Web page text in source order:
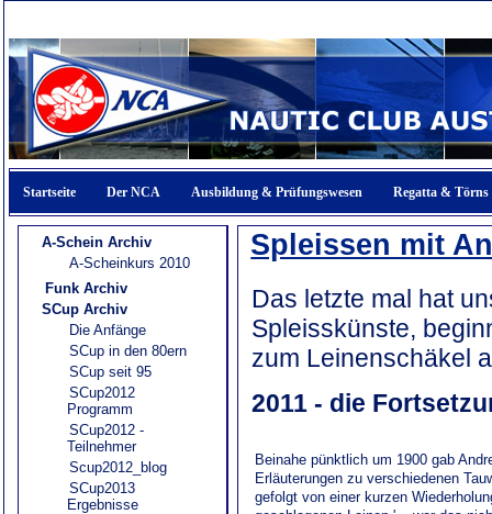
Startseite Der NCA Ausbildung & Prüfungswesen Regatta & Törns
A-Schein Archiv
A-Scheinkurs 2010
Funk Archiv
SCup Archiv
Die Anfänge
SCup in den 80ern
SCup seit 95
SCup2012
Programm
SCup2012 -
Teilnehmer
Scup2012_blog
SCup2013
Ergebnisse
Spleissen mit
Das letzte mal hat
Spleisskünste,
zum Leinenschäkel
2011 - die
Beinahe pünktlich um 1900 gab
Erläuterungen zu verschiedenen
gefolgt von einer kurzen